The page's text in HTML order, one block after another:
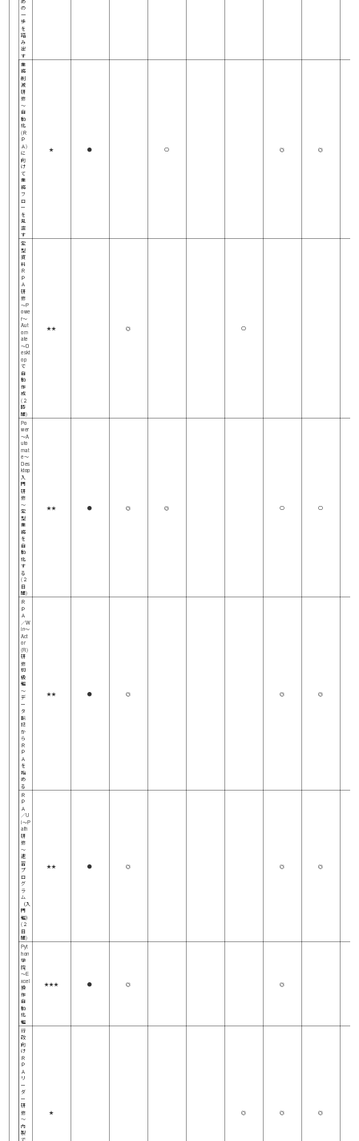
の
一
歩
を
踏
み
出
す
業
務
削
減
研
修
～
自
動
化
(Ｒ
Ｐ
Ａ)
に
向
け
て
業
務
フ
ロ
ー
を
見
直
す
★ ● ○ ◎ ◎
定
型
資
料
Ｒ
Ｐ
Ａ
研
修
～P
owe
r～
Aut
om
ate
～D
eskt
op
で
自
動
作
成
(２
時
間)
★★ ◎ ○
Po
wer
～A
uto
mat
e～
Des
ktop
入
門
研
修
～
定
型
業
務
を
自
動
化
す
る
(２
日
間)
★★ ● ◎ ◎ ○ ○
Ｒ
Ｐ
Ａ
／W
in～
Act
or
(R)
研
修
初
級
編
～
デ
ー
タ
転
記
か
ら
Ｒ
Ｐ
Ａ
を
始
め
る
★★ ● ◎ ◎ ◎
Ｒ
Ｐ
Ａ
／U
i～P
ath
研
修
～
速
習
プ
ロ
グ
ラ
ム
（入
門
編）
(２
日
間)
★★ ● ◎ ◎ ◎
Pyt
hon
学
院
～E
xcel
操
作
自
動
化
編
★★★ ● ◎ ◎
行
政
向
け
Ｒ
Ｐ
Ａ
リ
ー
ダ
ー
研
修
～
内
製
で
★ ◎ ◎ ◎